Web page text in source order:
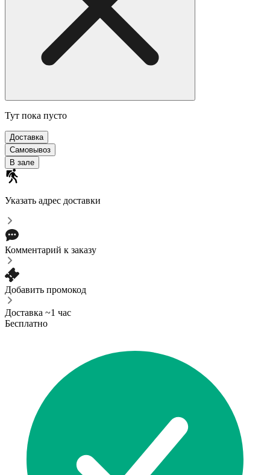
Тут пока пусто
Доставка
Самовывоз
В зале
Указать адрес доставки
Комментарий к заказу
Добавить промокод
Доставка ~1 час
Бесплатно